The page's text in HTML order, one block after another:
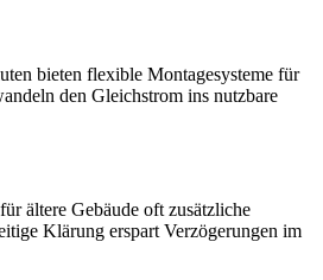
bieten flexible Montagesysteme für
den Gleichstrom ins nutzbare
ältere Gebäude oft zusätzliche
Klärung erspart Verzögerungen im